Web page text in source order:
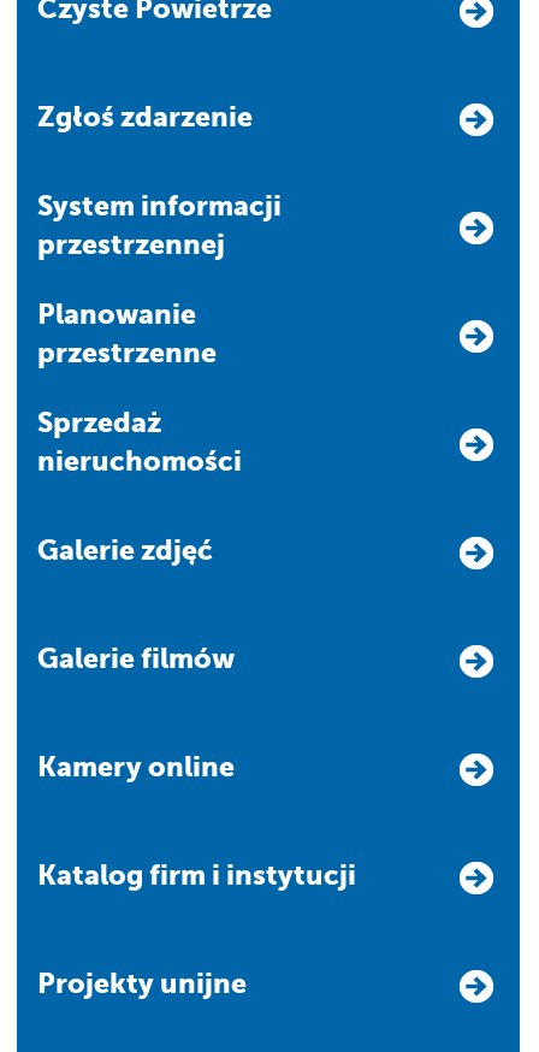
Czyste Powietrze
Zgłoś zdarzenie
system informacji
przestrzennej
Planowanie
przestrzenne
Sprzedaż
nieruchomości
Galerie zdjęć
Galerie filmów
Kamery online
Katalog firm i instytucji
Projekty unijne